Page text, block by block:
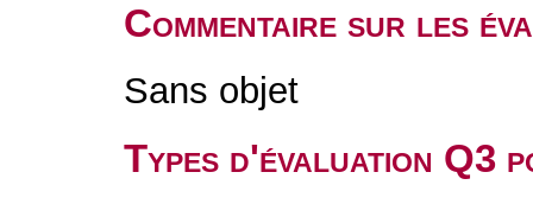
Commentaire sur les
Sans objet
Types d'évaluation Q3